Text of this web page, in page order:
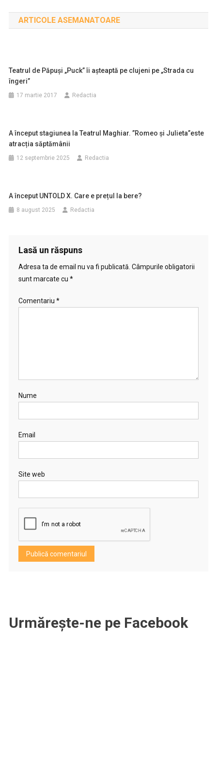
în
articole
ARTICOLE ASEMANATOARE
Teatrul de Păpuși „Puck” îi așteaptă pe clujeni pe „Strada cu
îngeri”
17 martie 2017 Redactia
A început stagiunea la Teatrul Maghiar. ”Romeo și Julieta”este
atracția săptămânii
12 septembrie 2025 Redactia
A început UNTOLD X. Care e prețul la bere?
8 august 2025 Redactia
Lasă un răspuns
Adresa ta de email nu va fi publicată. Câmpurile obligatorii
sunt marcate cu *
Comentariu *
Nume
Email
Site web
Urmărește-ne pe Facebook